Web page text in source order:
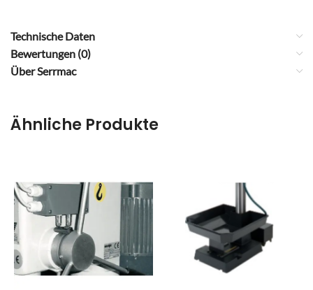
Technische Daten
Bewertungen (0)
Über Serrmac
Ähnliche Produkte